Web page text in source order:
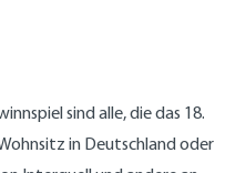
sind alle, die das 18.
in Deutschland oder